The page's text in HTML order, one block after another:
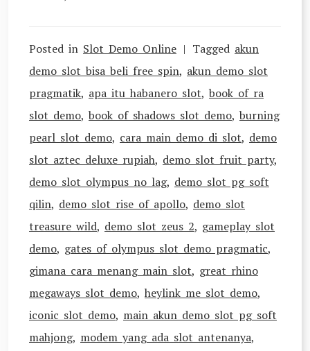
Posted in Slot Demo Online Tagged akun
demo slot bisa beli free spin, akun demo slot
pragmatik, apa itu habanero slot, book of ra
slot demo, book of shadows slot demo, burning
pearl slot demo, cara main demo di slot, demo
slot aztec deluxe rupiah, demo slot fruit party,
demo slot olympus no lag, demo slot pg soft
qilin, demo slot rise of apollo, demo slot
treasure wild, demo slot zeus 2, gameplay slot
demo, gates of olympus slot demo pragmatic,
gimana cara menang main slot, great rhino
megaways slot demo, heylink me slot demo,
iconic slot demo, main akun demo slot pg soft
mahjong, modem yang ada slot antenanya,